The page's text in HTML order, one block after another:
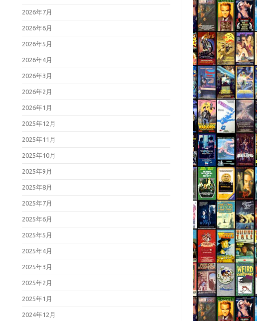
2026年7月
2026年6月
2026年5月
2026年4月
2026年3月
2026年2月
2026年1月
2025年12月
2025年11月
2025年10月
2025年9月
2025年8月
2025年7月
2025年6月
2025年5月
2025年4月
2025年3月
2025年2月
2025年1月
2024年12月